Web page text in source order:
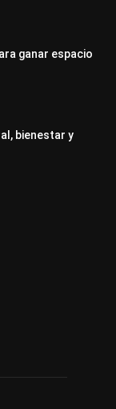
ganar espacio
bienestar y